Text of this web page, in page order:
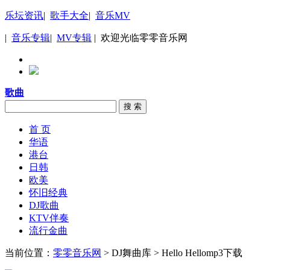
乐坛资讯| 歌手大全| 音乐MV
| 音乐专辑| MV专辑 | 欢迎光临零零音乐网
歌曲
搜 索
首 页
华语
港台
日韩
欧美
怀旧经典
DJ歌曲
KTV伴奏
流行金曲
当前位置： 零零音乐网 > DJ舞曲库 > Hello Hellomp3下载